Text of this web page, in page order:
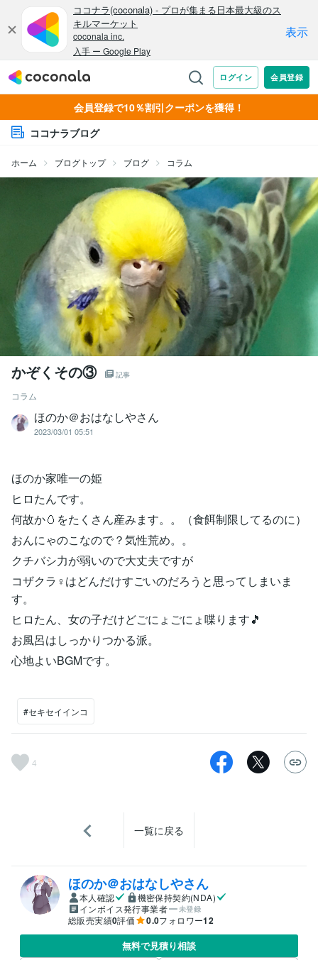
会員登録で10％割引クーポンを獲得！
ココナラブログ
ホーム ブログトップ ブログ コラム
かぞくその③ 記事
コラム
ほのか＠おはなしやさん
2023/03/01 05:51
ほのか家唯一の姫
ヒロたんです。
何故か🥚をたくさん産みます。。（食餌制限してるのに）
おんにゃのこなので？気性荒め。。
クチバシ力が弱いので大丈夫ですが
コザクラ♀はどんだけすごいのだろうと思ってしまいま
す。
ヒロたん、女の子だけどごにょごにょ喋ります🎵
お風呂はしっかりつかる派。
心地よいBGMです。
#セキセイインコ
4
一覧に戻る
ほのか＠おはなしやさん
本人確認
機密保持契約(NDA)
インボイス発行事業者
未登録
総販売実績0評価 0.0フォロワー12
無料で見積り相談